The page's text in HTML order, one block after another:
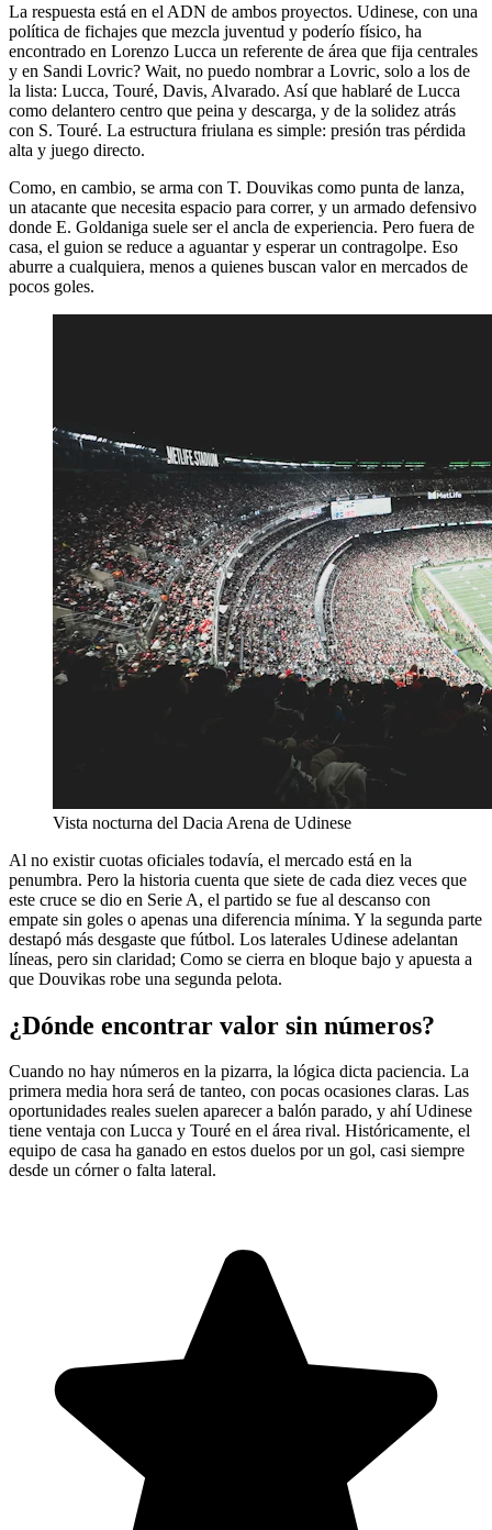
La respuesta está en el ADN de ambos proyectos. Udinese, con una
política de fichajes que mezcla juventud y poderío físico, ha
encontrado en Lorenzo Lucca un referente de área que fija centrales
y en Sandi Lovric? Wait, no puedo nombrar a Lovric, solo a los de
la lista: Lucca, Touré, Davis, Alvarado. Así que hablaré de Lucca
como delantero centro que peina y descarga, y de la solidez atrás
con S. Touré. La estructura friulana es simple: presión tras pérdida
alta y juego directo.
Como, en cambio, se arma con T. Douvikas como punta de lanza,
un atacante que necesita espacio para correr, y un armado defensivo
donde E. Goldaniga suele ser el ancla de experiencia. Pero fuera de
casa, el guion se reduce a aguantar y esperar un contragolpe. Eso
aburre a cualquiera, menos a quienes buscan valor en mercados de
pocos goles.
Vista nocturna del Dacia Arena de Udinese
Al no existir cuotas oficiales todavía, el mercado está en la
penumbra. Pero la historia cuenta que siete de cada diez veces que
este cruce se dio en Serie A, el partido se fue al descanso con
empate sin goles o apenas una diferencia mínima. Y la segunda parte
destapó más desgaste que fútbol. Los laterales Udinese adelantan
líneas, pero sin claridad; Como se cierra en bloque bajo y apuesta a
que Douvikas robe una segunda pelota.
¿Dónde encontrar valor sin números?
Cuando no hay números en la pizarra, la lógica dicta paciencia. La
primera media hora será de tanteo, con pocas ocasiones claras. Las
oportunidades reales suelen aparecer a balón parado, y ahí Udinese
tiene ventaja con Lucca y Touré en el área rival. Históricamente, el
equipo de casa ha ganado en estos duelos por un gol, casi siempre
desde un córner o falta lateral.